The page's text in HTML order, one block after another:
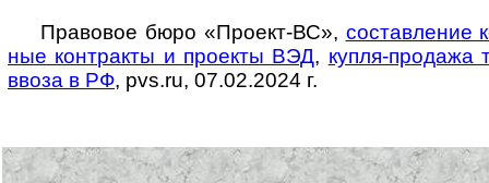
Правовое бюро «Проект-ВС», составление
ные конт­ракты и про­екты ВЭД, купля-­про­дажа
ввоза в РФ, pvs.ru, 07.02.2024 г.